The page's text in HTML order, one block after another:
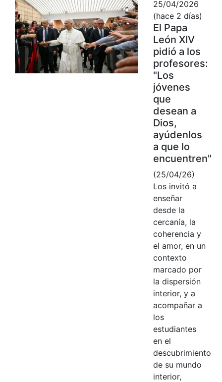
25/04/2026
(hace 2 días)
El Papa
León XIV
pidió a los
profesores:
"Los
jóvenes
que
desean a
Dios,
ayúdenlos
a que lo
encuentren"
(25/04/26)
Los invitó a
enseñar
desde la
cercanía, la
coherencia y
el amor, en un
contexto
marcado por
la dispersión
interior, y a
acompañar a
los
estudiantes
en el
descubrimiento
de su mundo
interior,